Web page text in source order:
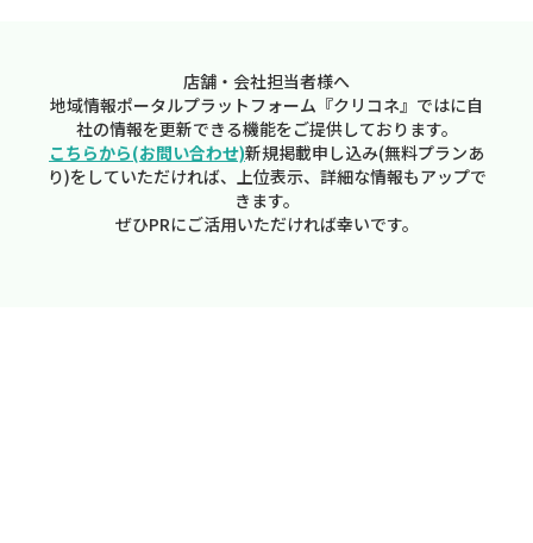
店舗・会社担当者様へ
地域情報ポータルプラットフォーム『クリコネ』ではに自
社の情報を更新できる機能をご提供しております。
こちらから(お問い合わせ)新規掲載申し込み(無料プランあ
り)をしていただければ、上位表示、詳細な情報もアップで
きます。
ぜひPRにご活用いただければ幸いです。